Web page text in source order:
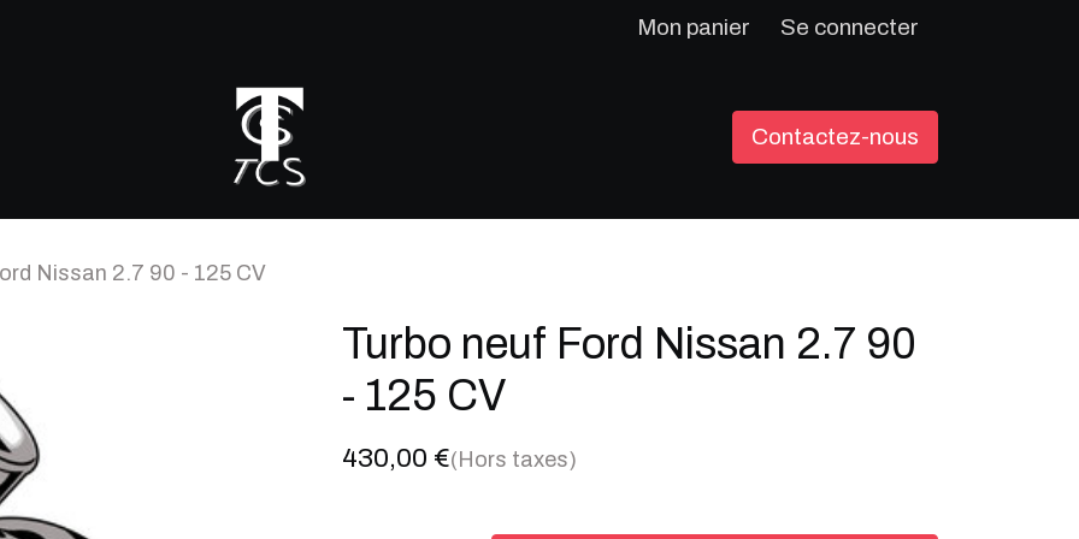
Mon panier Se connecter
Contactez-nous
Nissan 2.7 90 - 125 CV
Turbo neuf Ford Nissan 2.7 90
- 125 CV
430,00 €(Hors taxes)